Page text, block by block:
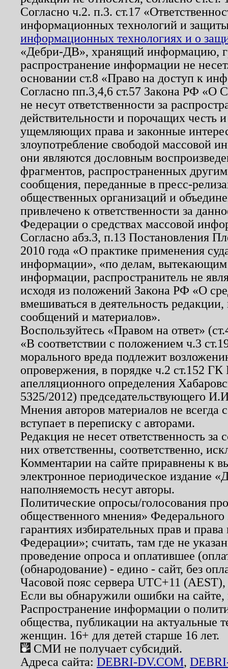
Согласно ч.2. п.3. ст.17
информационных технологий и
информационных технологиях и о
«Дебри-ДВ», хранящий информацию,
распространение информации не
основании ст.8 «Право на доступ к
Согласно пп.3,4,6 ст.57 Закона РФ «О
не несут ответственности за
действительности и порочащих честь
ущемляющих права и законные
злоупотребление свободой массовой
они являются дословным
фрагментов, распространенных
сообщения, переданные в пресс-
общественных организаций и
привлечено к ответственности за
Федерации о средствах массовой
Согласно абз.3, п.13 Постановления
2010 года «О практике применения
информации», «по делам, вытекающим
информации, распространитель не
исходя из положений Закона РФ «О
вмешиваться в деятельность
сообщений и материалов».
Воспользуйтесь «Правом на ответ»
«В соответствии с положением ч.3
морального вреда подлежит
опровержения, в порядке ч.2 ст.152
апелляционного определения
5325/2012) председательствующего
Мнения авторов материалов не
вступает в переписку с авторами.
Редакция не несет ответственность
них ответственны, соответственно,
Комментарии на сайте приравнены к
электронное периодическое издание
наполняемость несут авторы.
Политические опросы/голосования
общественного мнения»
гарантиях избирательных прав и
Федерации»; считать, там где не
проведение опроса и оплатившее
(обнародование) - едино - сайт, без
Часовой пояс сервера UTC+11
Если вы обнаружили ошибки на
Распространение информации о
общества, публикации на актуальные
женщин. 16+ для детей старше 16 лет.
СМИ не получает субсидий.
Адреса сайта: DEBRI-DV.COM,